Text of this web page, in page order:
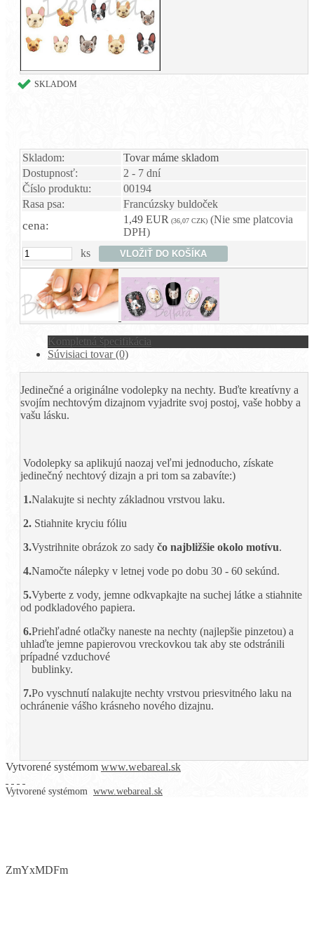
SKLADOM
Skladom:
Tovar máme skladom
Dostupnosť:
2 - 7 dní
Číslo produktu:
00194
Rasa psa:
Francúzsky buldoček
cena: 1,49 EUR (36,07 CZK) (Nie sme platcovia
DPH)
ks
Kompletná špecifikácia
Súvisiaci tovar (0)
Jedinečné a originálne vodolepky na nechty. Buďte kreatívny a
svojím nechtovým dizajnom vyjadrite svoj postoj, vaše hobby a
vašu lásku.
Vodolepky sa aplikujú naozaj veľmi jednoducho, získate
jedinečný nechtový dizajn a pri tom sa zabavíte:)
1.Nalakujte si nechty základnou vrstvou laku.
2. Stiahnite kryciu fóliu
3.Vystrihnite obrázok zo sady čo najbližšie okolo motívu.
4.Namočte nálepky v letnej vode po dobu 30 - 60 sekúnd.
5.Vyberte z vody, jemne odkvapkajte na suchej látke a stiahnite
od podkladového papiera.
6.Priehľadné otlačky naneste na nechty (najlepšie pinzetou) a
uhlaďte jemne papierovou vreckovkou tak aby ste odstránili
prípadné vzduchové
bublinky.
7.Po vyschnutí nalakujte nechty vrstvou priesvitného laku na
ochránenie vášho krásneho nového dizajnu.
Vytvorené systémom www.webareal.sk
Vytvorené systémom www.webareal.sk
ZmYxMDFm